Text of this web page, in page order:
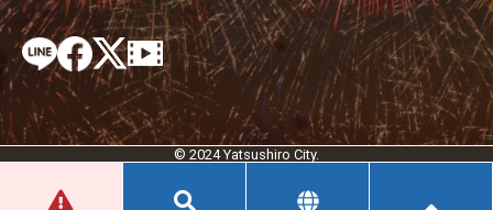
© 2024 Yatsushiro City.